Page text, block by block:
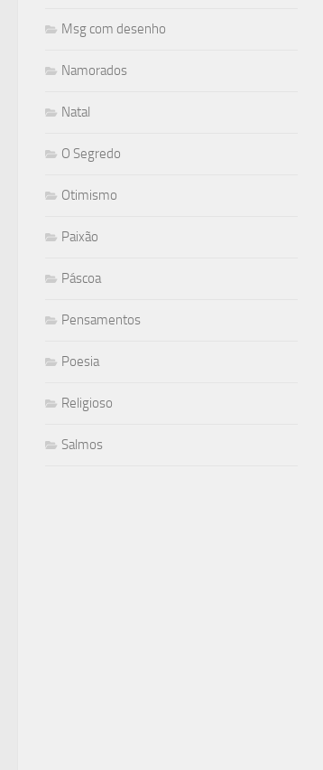
Msg com desenho
Namorados
Natal
O Segredo
Otimismo
Paixão
Páscoa
Pensamentos
Poesia
Religioso
Salmos